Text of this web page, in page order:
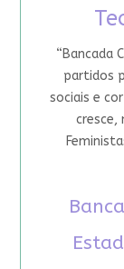
“Bancada
partidos
sociais e
cresce,